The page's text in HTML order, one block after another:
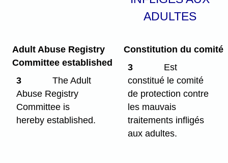
ADULTES
Adult Abuse Registry
Committee established
3
The Adult
Abuse Registry
Committee is
hereby established.
Constitution du comité
3
Est
constitué le comité
de protection contre
les mauvais
traitements infligés
aux adultes.